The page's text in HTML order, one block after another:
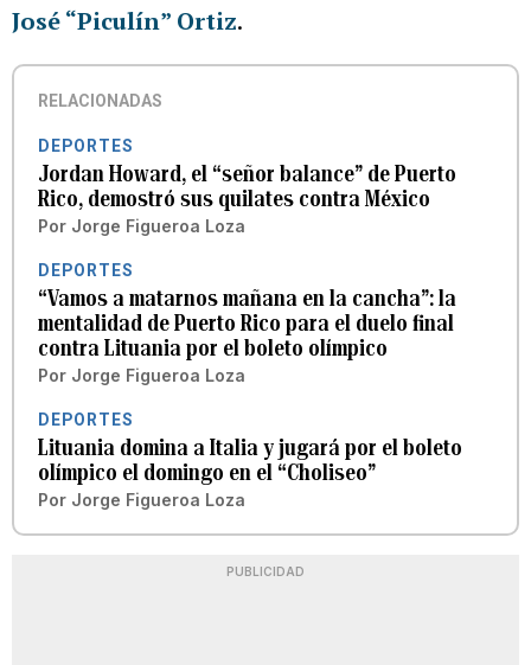
José “Piculín” Ortiz.
RELACIONADAS
DEPORTES
Jordan Howard, el “señor balance” de Puerto
Rico, demostró sus quilates contra México
Por Jorge Figueroa Loza
DEPORTES
“Vamos a matarnos mañana en la cancha”: la
mentalidad de Puerto Rico para el duelo final
contra Lituania por el boleto olímpico
Por Jorge Figueroa Loza
DEPORTES
Lituania domina a Italia y jugará por el boleto
olímpico el domingo en el “Choliseo”
Por Jorge Figueroa Loza
PUBLICIDAD